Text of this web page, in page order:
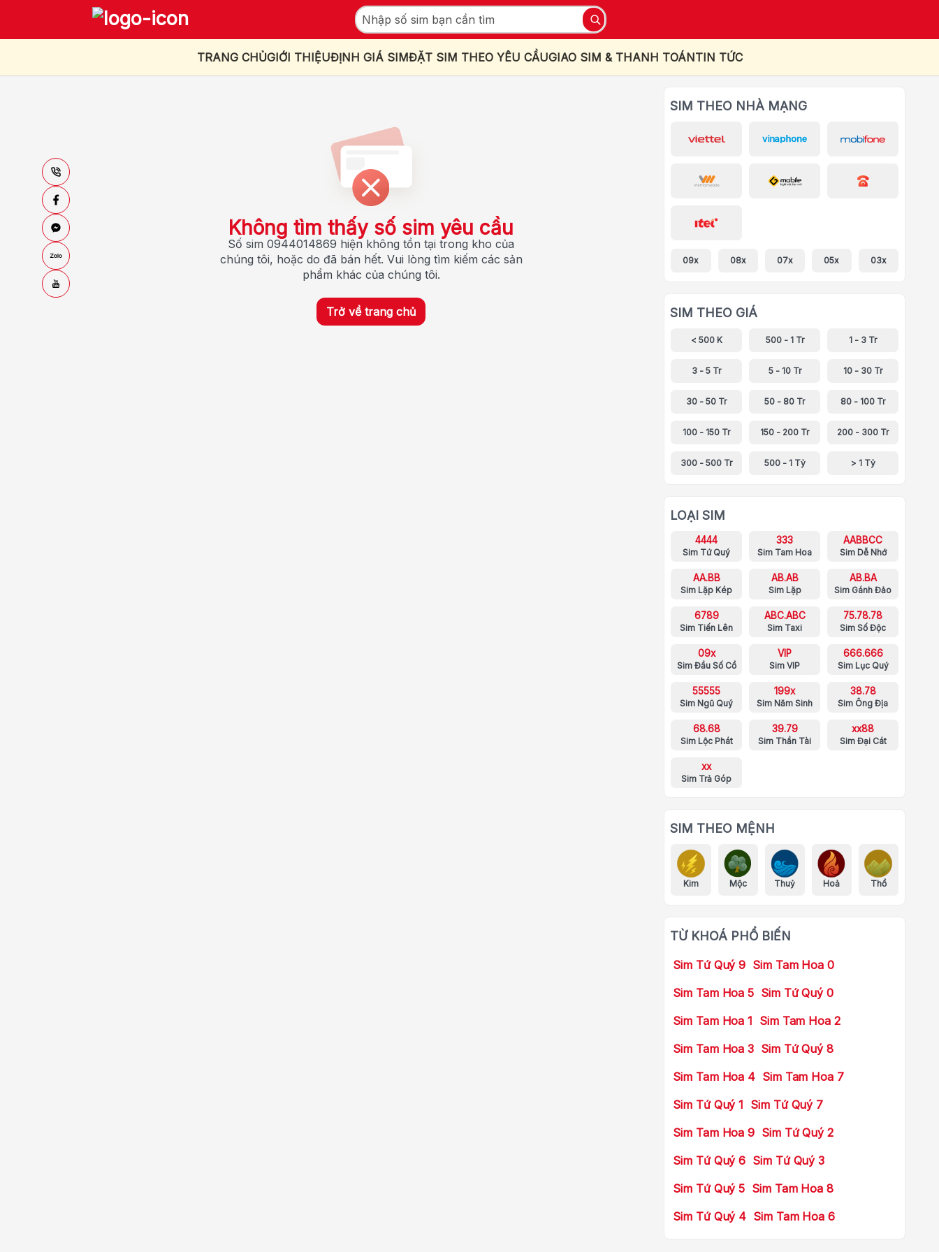
TRANG CHỦGIỚI THIỆUĐỊNH GIÁ SIMĐẶT SIM THEO YÊU CẦUGIAO SIM & THANH TOÁNTIN TỨC
Không tìm thấy số sim yêu cầu
Số sim 0944014869 hiện không tồn tại trong kho của
chúng tôi, hoặc do đã bán hết. Vui lòng tìm kiếm các sản
phẩm khác của chúng tôi.
Trở về trang chủ
SIM THEO NHÀ MẠNG
09x 08x 07x 05x 03x
SIM THEO GIÁ
< 500 K 500 - 1 Tr 1 - 3 Tr
3 - 5 Tr 5 - 10 Tr 10 - 30 Tr
30 - 50 Tr 50 - 80 Tr 80 - 100 Tr
100 - 150 Tr 150 - 200 Tr 200 - 300 Tr
300 - 500 Tr 500 - 1 Tỷ > 1 Tỷ
LOẠI SIM
4444
Sim Tứ Quý
333
Sim Tam Hoa
AABBCC
Sim Dễ Nhớ
AA.BB
Sim Lặp Kép
AB.AB
Sim Lặp
AB.BA
Sim Gánh Đảo
6789
Sim Tiến Lên
ABC.ABC
Sim Taxi
75.78.78
Sim Số Độc
09x
Sim Đầu Số Cổ
VIP
Sim VIP
666.666
Sim Lục Quý
55555
Sim Ngũ Quý
199x
Sim Năm Sinh
38.78
Sim Ông Địa
68.68
Sim Lộc Phát
39.79
Sim Thần Tài
xx88
Sim Đại Cát
xx
Sim Trả Góp
SIM THEO MỆNH
Kim Mộc Thuỷ Hoả Thổ
TỪ KHOÁ PHỔ BIẾN
Sim Tứ Quý 9 Sim Tam Hoa 0
Sim Tam Hoa 5 Sim Tứ Quý 0
Sim Tam Hoa 1 Sim Tam Hoa 2
Sim Tam Hoa 3 Sim Tứ Quý 8
Sim Tam Hoa 4 Sim Tam Hoa 7
Sim Tứ Quý 1 Sim Tứ Quý 7
Sim Tam Hoa 9 Sim Tứ Quý 2
Sim Tứ Quý 6 Sim Tứ Quý 3
Sim Tứ Quý 5 Sim Tam Hoa 8
Sim Tứ Quý 4 Sim Tam Hoa 6